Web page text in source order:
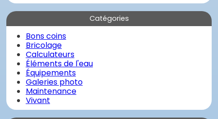
Catégories
Bons coins
Bricolage
Calculateurs
Éléments de l'eau
Équipements
Galeries photo
Maintenance
Vivant